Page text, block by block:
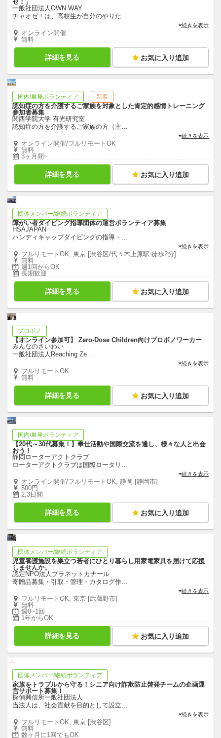
ゼ！」
一般社団法人OWN WAY
チャオゼ！は、高校生が自分のやりた
続きを表示
オンライン開催
無料
詳細を見る お気に入り追加
国内/単発ボランティア 新着
認知症の方を介護するご家族を対象とした肯定的感情トレーニング
参加者募集
関西学院大学 有光研究室
認知症の方を介護するご家族の方（主
続きを表示
オンライン開催/フルリモートOK
無料
3ヶ月間~
詳細を見る お気に入り追加
団体メンバー/継続ボランティア
障がい者ダイビング指導団体の運営ボランティア募集
HSAJAPAN
ハンディキャップダイビングの指導・
続きを表示
フルリモートOK, 東京 [渋谷区/代々木上原駅 徒歩2分]
無料
週1回からOK
長期歓迎
詳細を見る お気に入り追加
プロボノ
【オンライン参加可】 Zero-Dose Children向けプロボノワーカー
みんなのさいわい
一般社団法人Reaching Ze
続きを表示
フルリモートOK
無料
詳細を見る お気に入り追加
国内/単発ボランティア
【20代～30代募集！】奉仕活動や国際交流を通し、様々な人と出会
おう！
静岡ローターアクトクラブ
ローターアクトクラブは国際ロータリ
続きを表示
オンライン開催/フルリモートOK, 静岡 [静岡市]
500円
2,3日間
詳細を見る お気に入り追加
団体メンバー/継続ボランティア
児童養護施設を巣立つ若者にひとり暮らし用家電家具を届けて応援
しませんか。
認定NPO法人プラネットカナール
寄贈品募集・引取・管理・カタログ作…
続きを表示
フルリモートOK, 東京 [武蔵野市]
無料
週0~1回
1年からOK
詳細を見る お気に入り追加
団体メンバー/継続ボランティア
家族をトラブルから守る！シニア向け詐欺防止啓発チームの企画運
営サポート募集！
探偵興信所一般社団法人
当法人は、社会貢献を目的として設立…
続きを表示
フルリモートOK, 東京 [渋谷区]
無料
数ヶ月に1回でもOK